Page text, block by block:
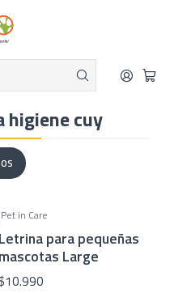
por compras sobre $19.990
Productos para higiene cuy
higiene cuy
Pet in Care
Letrina para pequeñas
mascotas Large